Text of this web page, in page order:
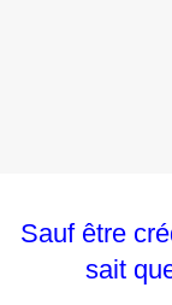
Sauf être
sait